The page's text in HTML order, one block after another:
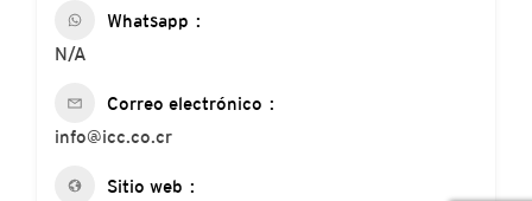
Whatsapp
N/A
Correo electrónico
info@icc.co.cr
Sitio web